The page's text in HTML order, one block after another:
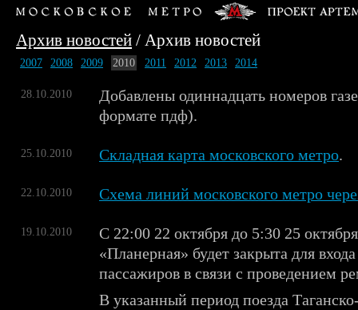
Архив новостей / Архив новостей
2007 2008 2009 2010 2011 2012 2013 2014
28.10.2010
Добавлены одиннадцать номеров
формате пдф).
25.10.2010 Складная карта московского метро.
22.10.2010 Схема линий московского метро
19.10.2010
С 22:00 22 октября до 5:30 25
«Планерная» будет закрыта для
пассажиров в связи с проведением
В указанный период поезда